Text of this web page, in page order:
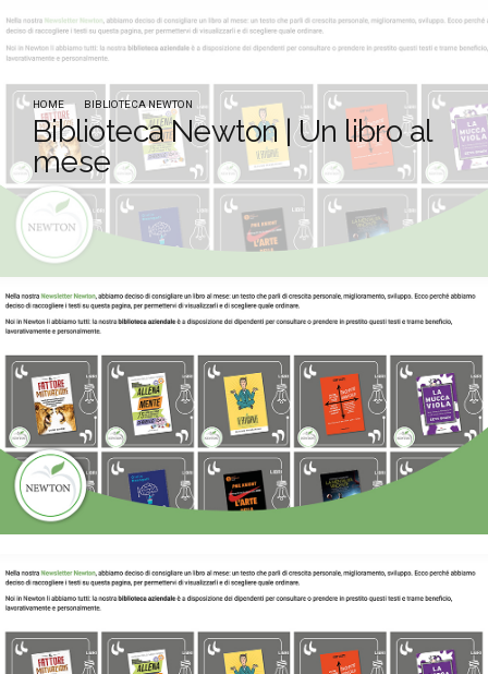
HOME BIBLIOTECA NEWTON
Biblioteca Newton | Un libro al
mese